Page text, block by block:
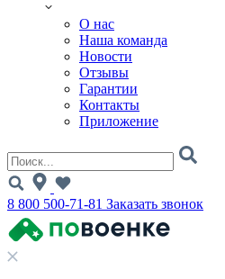
О нас
Наша команда
Новости
Отзывы
Гарантии
Контакты
Приложение
8 800 500-71-81 Заказать звонок